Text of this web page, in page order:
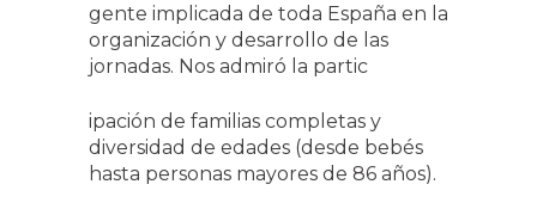
gente implicada de toda España en la
organización y desarrollo de las
jornadas. Nos admiró la partic
ipación de familias completas y
diversidad de edades (desde bebés
hasta personas mayores de 86 años).